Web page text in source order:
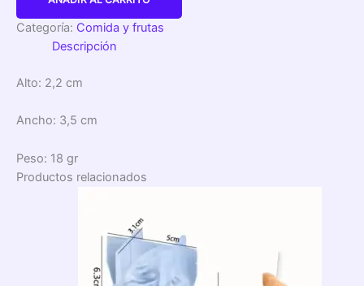
Categoría: Comida y frutas
Descripción
Alto: 2,2 cm
Ancho: 3,5 cm
Peso: 18 gr
Productos relacionados